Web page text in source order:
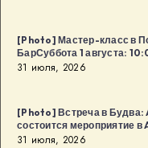
[Photo] Мастер-класс в
БарСуббота 1 августа:
31 июля, 2026
[Photo] Встреча в Будва:
состоится мероприятие
31 июля, 2026